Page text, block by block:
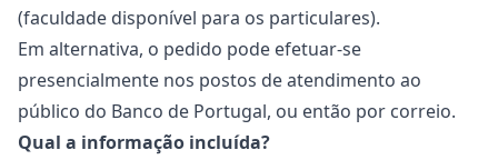
(faculdade disponível para os particulares).
Em alternativa, o pedido pode efetuar-se
presencialmente nos postos de atendimento ao
público do Banco de Portugal, ou então por correio.
Qual a informação incluída?